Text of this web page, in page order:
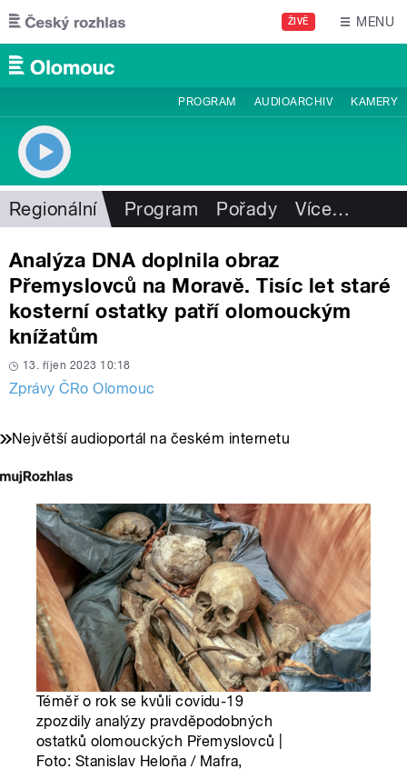
Přejít k hlavnímu obsahu
ŽIVĚ MENU
PROGRAM AUDIOARCHIV KAMERY
Regionální Program Pořady Více…
Analýza DNA doplnila obraz
Přemyslovců na Moravě. Tisíc let staré
kosterní ostatky patří olomouckým
knížatům
13. říjen 2023 10:18
Zprávy ČRo Olomouc
Největší audioportál na českém internetu
Téměř o rok se kvůli covidu-19
zpozdily analýzy pravděpodobných
ostatků olomouckých Přemyslovců |
Foto: Stanislav Heloňa / Mafra,